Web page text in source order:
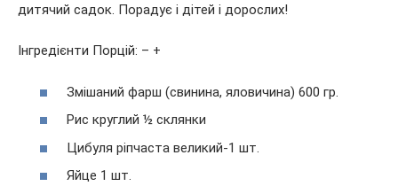
дитячий садок. Порадує і дітей і дорослих!
Інгредієнти Порцій: – +
Змішаний фарш (свинина, яловичина) 600 гр.
Рис круглий ½ склянки
Цибуля ріпчаста великий-1 шт.
Яйце 1 шт.